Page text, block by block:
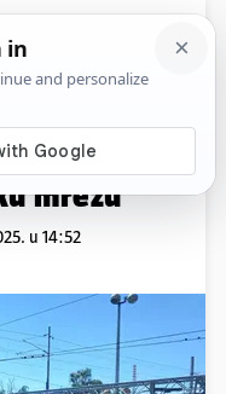
Komentari
Teretnjak
mrežu
u 14:52